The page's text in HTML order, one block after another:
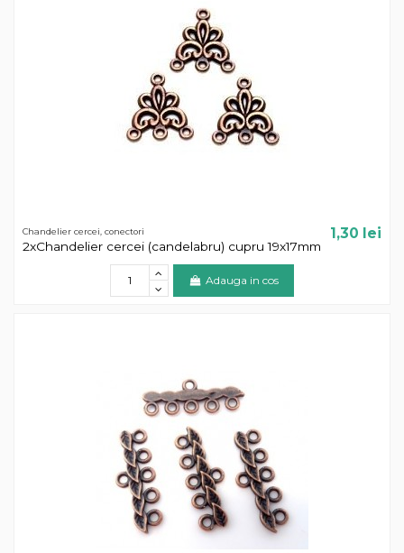
Chandelier cercei, conectori
2xChandelier cercei (candelabru) cupru 19x17mm
1,30 lei
Adauga in cos